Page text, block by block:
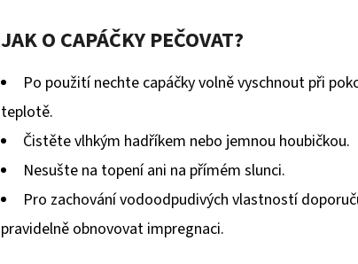
JAK O CAPÁČKY PEČOVAT?
Po použití nechte capáčky volně vyschnout při
teplotě.
Čistěte vlhkým hadříkem nebo jemnou houbičkou.
Nesušte na topení ani na přímém slunci.
Pro zachování vodoodpudivých vlastností
pravidelně obnovovat impregnaci.